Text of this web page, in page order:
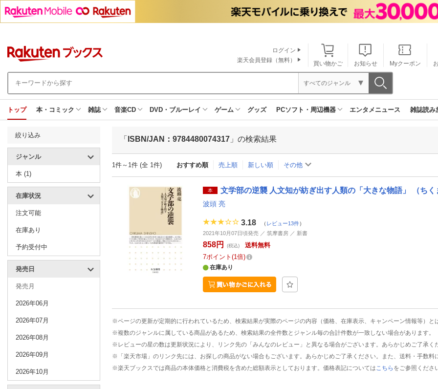
買い物かご お知らせ Myクーポン
ログイン
楽天会員登録（無料）
すべてのジャンル
トップ 本・コミック 雑誌 音楽CD DVD・ブルーレイ ゲーム グッズ PCソフト・周辺機器 エンタメニュース 雑誌読み
絞り込み
ジャンル
本 (1)
在庫状況
注文可能
在庫あり
予約受付中
発売日
発売月
2026年06月
2026年07月
2026年08月
2026年09月
2026年10月
「 ISBN/JAN：9784480074317 」の検索結果
1件～1件 (全 1件) おすすめ順 売上順 新しい順 その他
本 文学部の逆襲 人文知が紡ぎ出す人類の「大きな物語」 （ち
波頭 亮
3.18 （ レビュー13件）
2021年10月07日頃発売 ／ 筑摩書房 ／ 新書
858円 (税込)
送料無料
7ポイント 1倍
在庫あり
※ページの更新が定期的に行われているため、検索結果が実際のページの内容（価格、在庫表示、キャンペーン情報等）と
※複数のジャンルに属している商品があるため、検索結果の全件数とジャンル毎の合計件数が一致しない場合があります。
※レビューの星の数は更新状況により、リンク先の「みんなのレビュー」と異なる場合がございます。あらかじめご了承く
※「楽天市場」のリンク先には、お探しの商品がない場合もございます。あらかじめご了承ください。また、送料・手数料
※楽天ブックスでは商品の本体価格と消費税を含めた総額表示としております。価格表記については こちら をご参照くださ